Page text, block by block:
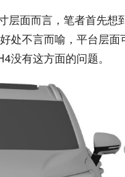
层面而言，笔者首先
处不言而喻，平台层
没有这方面的问题。